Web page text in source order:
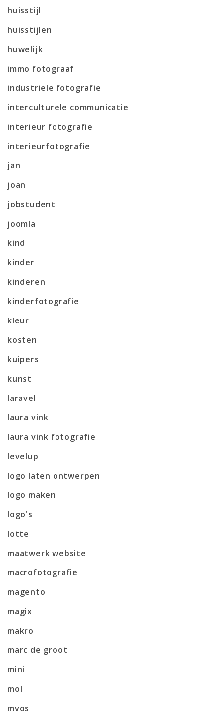
huisstijl
huisstijlen
huwelijk
immo fotograaf
industriele fotografie
interculturele communicatie
interieur fotografie
interieurfotografie
jan
joan
jobstudent
joomla
kind
kinder
kinderen
kinderfotografie
kleur
kosten
kuipers
kunst
laravel
laura vink
laura vink fotografie
levelup
logo laten ontwerpen
logo maken
logo's
lotte
maatwerk website
macrofotografie
magento
magix
makro
marc de groot
mini
mol
mvos